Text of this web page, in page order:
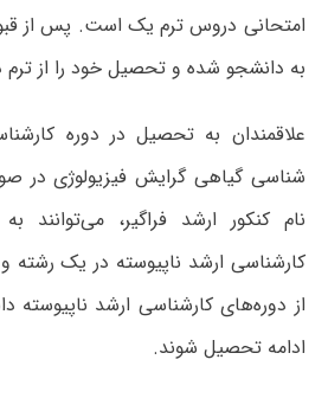
امتحانی دروس ترم یک است. پس از
به دانشجو شده و تحصیل خود را از
علاقمندان به تحصیل در دوره
شناسی گیاهی گرایش فیزیولوژی در
نام کنکور ارشد فراگیر، می‌توانند
از دوره‌های کارشناسی ارشد ناپیوسته
ادامه تحصیل شوند.